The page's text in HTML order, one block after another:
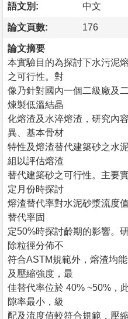
語文別: 中文
論文頁數: 176
論文摘要
本實驗目的為探討下水污泥
之可行性。對
像乃針對國內一個二級廠及
煉製低溫結晶
化熔渣及水淬熔渣，研究內
異、基本骨材
特性及熔渣替代建築砂之水
組以評估熔渣
替代建築砂之可行性。主要
定月份時探討
熔渣替代率對水泥砂漿流度
替代率固
定50%時探討齡期的影響。
除粒徑分佈不
符合ASTM規範外，熔渣均
及壓縮強度，最
佳替代率位於 40% ~50%，
隙率最小，級
配及流度值較符合規範，壓